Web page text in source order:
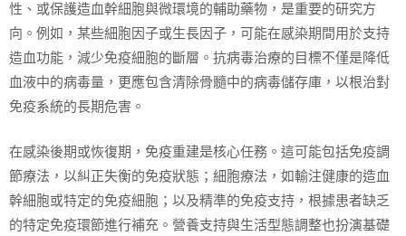
性、或保護造血幹細胞與微環境的輔助藥物，是重要的研究方
向。例如，某些細胞因子或生長因子，可能在感染期間用於支持
造血功能，減少免疫細胞的斷層。抗病毒治療的目標不僅是降低
血液中的病毒量，更應包含清除骨髓中的病毒儲存庫，以根治對
免疫系統的長期危害。
在感染後期或恢復期，免疫重建是核心任務。這可能包括免疫調
節療法，以糾正失衡的免疫狀態；細胞療法，如輸注健康的造血
幹細胞或特定的免疫細胞；以及精準的免疫支持，根據患者缺乏
的特定免疫環節進行補充。營養支持與生活型態調整也扮演基礎